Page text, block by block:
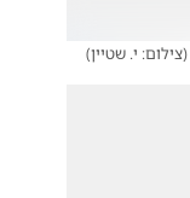
(צילום: י. שטיין)